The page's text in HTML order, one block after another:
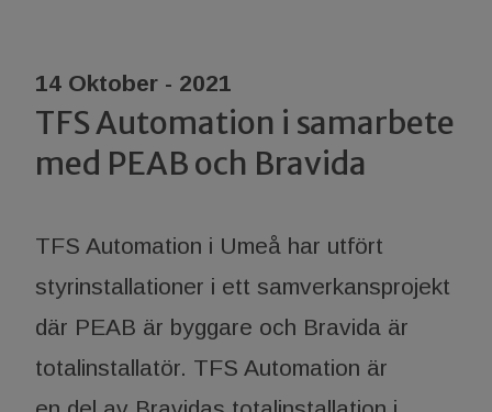
14 Oktober - 2021
TFS Automation i samarbete
med PEAB och Bravida
TFS Automation i Umeå har utfört
styrinstallationer i ett samverkansprojekt
där PEAB är byggare och Bravida är
totalinstallatör. TFS Automation är